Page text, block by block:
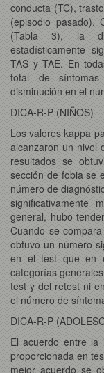
conducta (TC),
(episodio pasado).
(Tabla 3), la
estadísticamente
TAS y TAE. En
total de
disminución en el
DICA-R-P (NIÑOS)
Los valores kappa
alcanzaron un nivel
resultados se
sección de fobia se
número de
significativamente
general, hubo
Cuando se
obtuvo un número
en el test que en
categorías
test y del retest ni
el número de
DICA-R-P
El acuerdo entre la
proporcionada en
mejor acuerdo se